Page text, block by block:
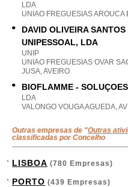
LDA
UNIAO FREGUESIAS AROUCA
DAVID OLIVEIRA
UNIPESSOAL, LDA
UNIP
UNIAO FREGUESIAS OVAR
JUSA, AVEIRO
BIOFLAMME -
LDA
VALONGO VOUGA AGUEDA,
Outras empresas de "Outras
classificadas por Concelho
LISBOA (780 Empresas)
PORTO (439 Empresas)